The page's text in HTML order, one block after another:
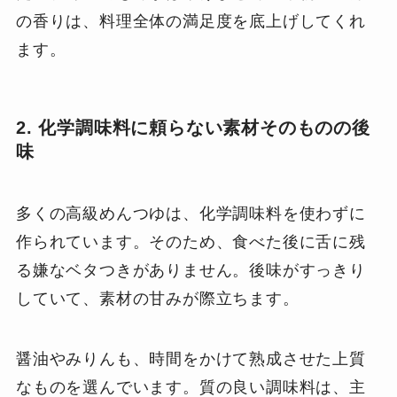
の香りは、料理全体の満足度を底上げしてくれ
ます。
2. 化学調味料に頼らない素材そのものの後
味
多くの高級めんつゆは、化学調味料を使わずに
作られています。そのため、食べた後に舌に残
る嫌なベタつきがありません。後味がすっきり
していて、素材の甘みが際立ちます。
醤油やみりんも、時間をかけて熟成させた上質
なものを選んでいます。質の良い調味料は、主